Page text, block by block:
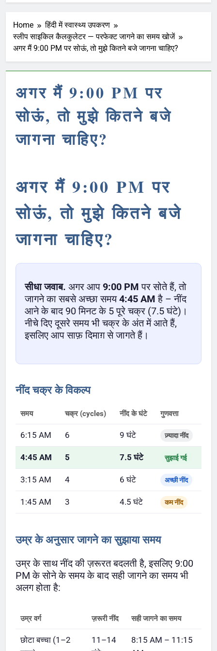
Home
हिंदी में स्वास्थ्य उपकरण
स्लीप साइकिल कैलकुलेटर — परफेक्ट जागने का समय खोजें
अगर मैं 9:00 PM पर सोऊं, तो मुझे कितने बजे जागना चाहिए?
अगर मैं 9:00 PM पर
सोऊं, तो मुझे कितने बजे
जागना चाहिए?
अगर मैं 9:00 PM पर
सोऊं, तो मुझे कितने बजे
जागना चाहिए?
सीधा जवाब. अगर आप 9:00 PM पर सोते हैं, तो
जागने का सबसे अच्छा समय4:45 AM है – नींद
आने के बाद 90 मिनट के 5 पूरे चक्र (7.5 घंटे)।
नीचे दिए दूसरे समय भी चक्र के अंत में आते हैं,
इसलिए आप साफ़ दिमाग़ से जागते हैं।
नींद चक्र के विकल्प
समय चक्र (cycles) नींद के घंटे गुणवत्ता
6:15 AM 6 9 घंटे ज़्यादा नींद
4:45 AM 5 7.5 घंटे सुझाई गई
3:15 AM 4 6 घंटे अच्छी नींद
1:45 AM 3 4.5 घंटे कम नींद
उम्र के अनुसार जागने का सुझाया समय
उम्र के साथ नींद की ज़रूरत बदलती है, इसलिए 9:00
PM के सोने के समय के बाद सही जागने का समय भी
अलग होता है:
उम्र वर्ग ज़रूरी नींद सही जागने का समय
छोटा बच्चा (1–2
11–14
8:15 AM – 11:15